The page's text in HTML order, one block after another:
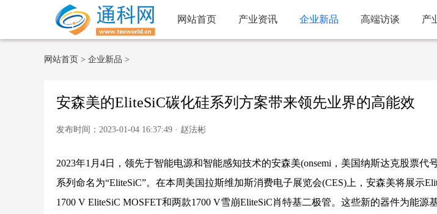
网站首页 产业资讯 企业新品 高端访谈 产
网站首页 > 企业新品 >
安森美的EliteSiC碳化硅系列方案带来领先业界的高能效
发布时间：2023-01-04 16:37:49 · 赵法彬
2023年1月4日，领先于智能电源和智能感知技术的安森美(onsemi，美国纳斯达克股票代
系列命名为“EliteSiC”。在本周美国拉斯维加斯消费电子展览会(CES)上，安森美将展示
1700 V EliteSiC MOSFET和两款1700 V雪崩EliteSiC肖特基二极管。这些新的器件为能源